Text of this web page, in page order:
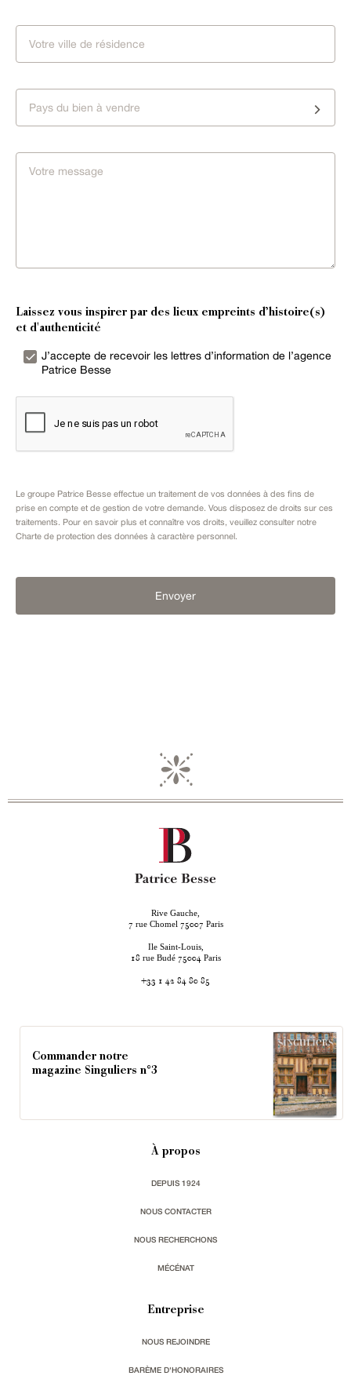
Pays du bien à vendre
Laissez vous inspirer par des lieux empreints d’histoire(s)
et d'authenticité
J’accepte de recevoir les lettres d’information de l’agence
Patrice Besse
Le groupe Patrice Besse effectue un traitement de vos données à des fins de
prise en compte et de gestion de votre demande. Vous disposez de droits sur ces
traitements. Pour en savoir plus et connaître vos droits, veuillez consulter notre
Charte de protection des données à caractère personnel .
Envoyer
Rive Gauche,
7 rue Chomel 75007 Paris
Ile Saint-Louis,
18 rue Budé 75004 Paris
+33 1 42 84 80 85
Commander notre
magazine Singuliers n°3
À propos
DEPUIS 1924
NOUS CONTACTER
NOUS RECHERCHONS
MÉCÉNAT
Entreprise
NOUS REJOINDRE
BARÈME D'HONORAIRES